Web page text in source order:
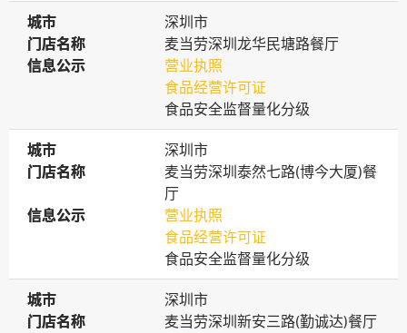
城市
城市
深圳市
门店名称
门店名称
麦当劳深圳龙华民塘路餐厅
信息公示
信息公示
营业执照
食品经营许可证
食品安全监督量化分级
城市
城市
深圳市
门店名称
门店名称
麦当劳深圳泰然七路(博今大厦)餐
厅
信息公示
信息公示
营业执照
食品经营许可证
食品安全监督量化分级
城市
城市
深圳市
门店名称
门店名称
麦当劳深圳新安三路(勤诚达)餐厅